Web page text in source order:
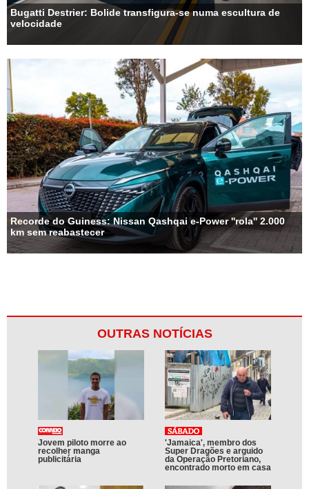
Bugatti Destrier: Bolide transfigura-se numa escultura de
velocidade
Recorde do Guiness: Nissan Qashqai e-Power ''rola'' 2.000
km sem reabastecer
OUTRAS NOTÍCIAS
Jovem piloto morre ao
recolher manga
publicitária
'Jamaica', membro dos
Super Dragões e arguido
da Operação Pretoriano,
encontrado morto em casa